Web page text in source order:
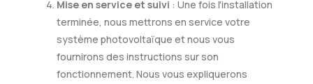
Mise en service et suivi : Une fois l'installation
terminée, nous mettrons en service votre
système photovoltaïque et nous vous
fournirons des instructions sur son
fonctionnement. Nous vous expliquerons